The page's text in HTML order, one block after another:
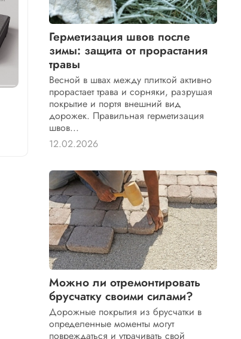
Герметизация швов после
зимы: защита от прорастания
травы
Весной в швах между плиткой активно
прорастает трава и сорняки, разрушая
покрытие и портя внешний вид
дорожек. Правильная герметизация
швов...
12.02.2026
Можно ли отремонтировать
брусчатку своими силами?
Дорожные покрытия из брусчатки в
определенные моменты могут
повреждаться и утрачивать свой